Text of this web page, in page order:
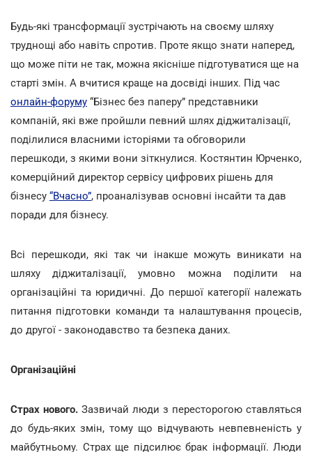
Будь-які трансформації зустрічають на своєму шляху
труднощі або навіть спротив. Проте якщо знати наперед,
що може піти не так, можна якісніше підготуватися ще на
старті змін. А вчитися краще на досвіді інших. Під час
онлайн-форуму “Бізнес без паперу” представники
компаній, які вже пройшли певний шлях діджиталізації,
поділилися власними історіями та обговорили
перешкоди, з якими вони зіткнулися. Костянтин Юрченко,
комерційний директор сервісу цифрових рішень для
бізнесу “Вчасно”, проаналізував основні інсайти та дав
поради для бізнесу.
Всі перешкоди, які так чи інакше можуть виникати на
шляху діджиталізації, умовно можна поділити на
організаційні та юридичні. До першої категорії належать
питання підготовки команди та налаштування процесів,
до другої - законодавство та безпека даних.
Організаційні
Страх нового. Зазвичай люди з пересторогою ставляться
до будь-яких змін, тому що відчувають невпевненість у
майбутньому. Страх ще підсилює брак інформації. Люди